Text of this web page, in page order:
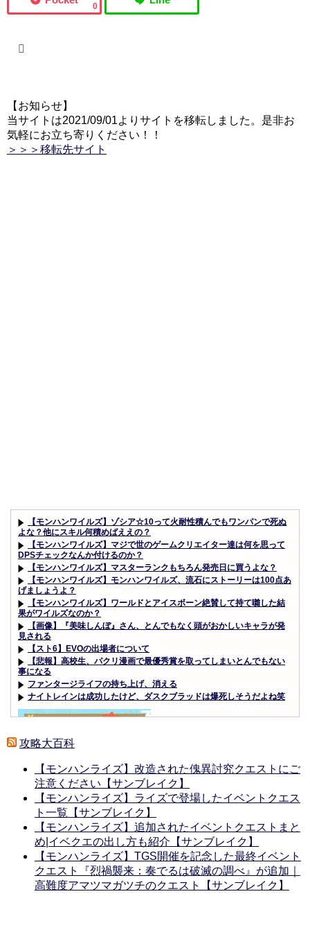
0
【お知らせ】
当サイトは2021/09/01よりサイトを移転しました。是非お
気軽にお立ち寄りください！！
＞＞＞移転先サイト
【モンハンワイルズ】ゾシア☆10って火耐性積んでもワンパンで死ぬ
よな？他にスキル何積めばええの？
【モンハンワイルズ】マジで世のゲームクリエイター達は何を思って
DPSチェックなんか付けるのか？
【モンハンワイルズ】マスターランクもちろん発売日に買うよな？
【モンハンワイルズ】モンハンワイルズ、流石にストーリーは100点あ
げましょうよ？
【モンハンワイルズ】ワールドとアイスボーン絶賛して持て囃した結
果がワイルズなのか？
【画像】『美味しんぼ』さん、とんでもなく頭がおかしいキャラが発
見される
【スト6】EVOの出場者について
【悲報】高校生、パクリ漫画で最優秀賞を取ってしまいとんでもない
事になる
ファンタージライフの持ち上げ、消える
ナイトレインは成功したけど、ダスクブラッドは爆死しそうだよね笑
Powered by livedoor 相互RSS
攻略大百科
【モンハンライズ】改造された傀異討究クエストにご
注意ください【サンブレイク】
【モンハンライズ】ライズで登場したイベントクエス
ト一覧【サンブレイク】
【モンハンライズ】追加されたイベントクエストまと
め|イベクエの出し方も紹介【サンブレイク】
【モンハンライズ】TGS開催を記念した最終イベント
クエスト『烈禍襲来：奏でるは破滅の調べ』が追加｜
高難度アマツマガツチのクエスト【サンブレイク】